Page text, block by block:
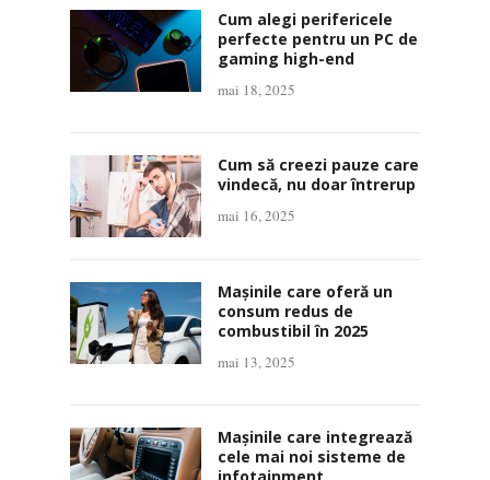
Cum alegi perifericele
perfecte pentru un PC de
gaming high-end
mai 18, 2025
Cum să creezi pauze care
vindecă, nu doar întrerup
mai 16, 2025
Mașinile care oferă un
consum redus de
combustibil în 2025
mai 13, 2025
Mașinile care integrează
cele mai noi sisteme de